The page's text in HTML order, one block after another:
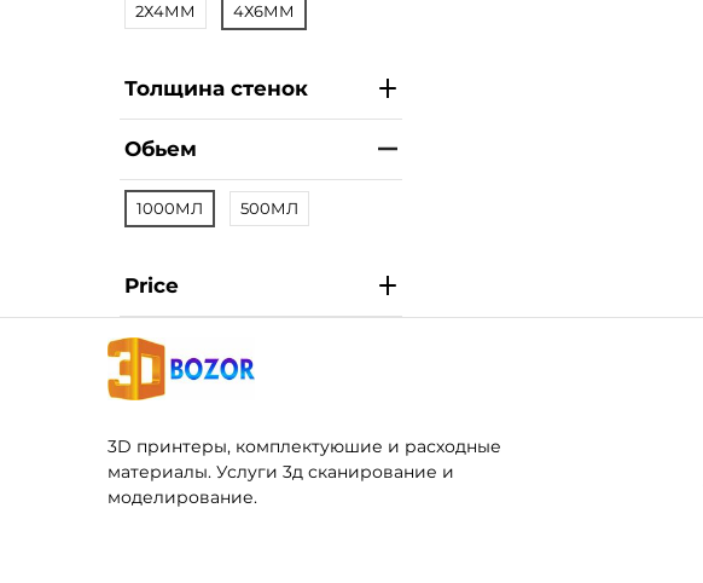
2Х4ММ 4Х6ММ
Толщина стенок
Обьем
1000МЛ 500МЛ
Price
3D принтеры, комплектуюшие и расходные
материалы. Услуги 3д сканирование и
моделирование.